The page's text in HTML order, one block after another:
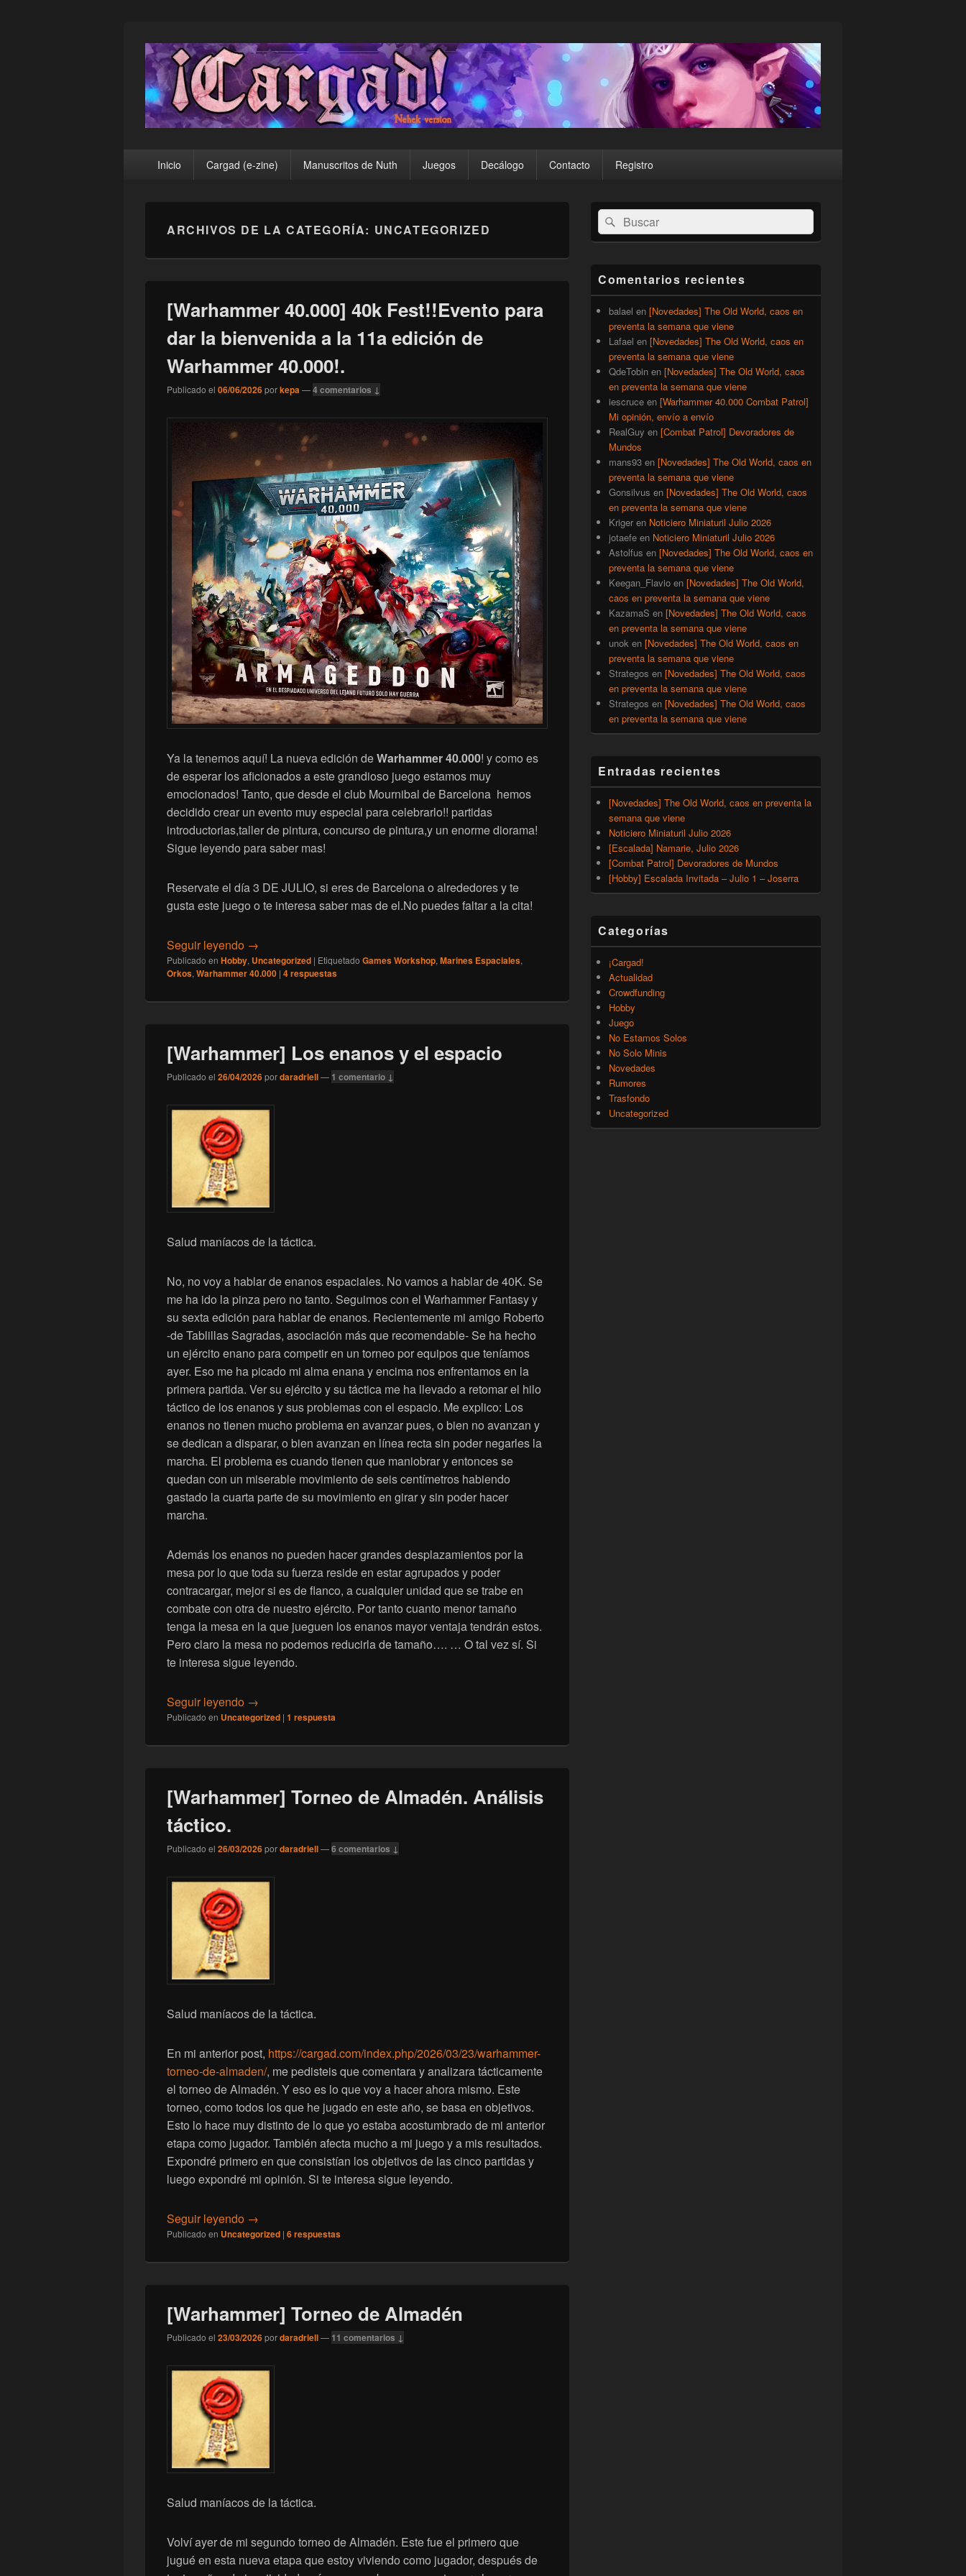
¡Cargad!
principalInicio Cargad (e-zine) Manuscritos de Nuth Juegos Decálogo Contacto Registro
ARCHIVOS DE LA CATEGORÍA: UNCATEGORIZED
[Warhammer 40.000] 40k Fest!!Evento para
dar la bienvenida a la 11a edición de
Warhammer 40.000!.
Publicado el 06/06/2026porkepa—4 comentarios ↓
Ya la tenemos aquí! La nueva edición deWarhammer 40.000! y como es
de esperar los aficionados a este grandioso juego estamos muy
emocionados! Tanto, que desde el club Mournibal de Barcelona hemos
decidido crear un evento muy especial para celebrarlo!! partidas
introductorias,taller de pintura, concurso de pintura,y un enorme diorama!
Sigue leyendo para saber mas!
Reservate el día 3 DE JULIO, si eres de Barcelona o alrededores y te
gusta este juego o te interesa saber mas de el.No puedes faltar a la cita!
Seguir leyendo [Warhammer 40.000] 40k Fest!!Evento para dar la bienvenida a la 11a edición de Warhammer 40.000!.
→
Publicado en Hobby, Uncategorized | Etiquetado Games Workshop, Marines Espaciales,
Orkos, Warhammer 40.000 | 4respuestas
[Warhammer] Los enanos y el espacio
Publicado el 26/04/2026pordaradriell— 1 comentario ↓
Salud maníacos de la táctica.
No, no voy a hablar de enanos espaciales. No vamos a hablar de 40K. Se
me ha ido la pinza pero no tanto. Seguimos con el Warhammer Fantasy y
su sexta edición para hablar de enanos. Recientemente mi amigo Roberto
-de Tablillas Sagradas, asociación más que recomendable- Se ha hecho
un ejército enano para competir en un torneo por equipos que teníamos
ayer. Eso me ha picado mi alma enana y encima nos enfrentamos en la
primera partida. Ver su ejército y su táctica me ha llevado a retomar el hilo
táctico de los enanos y sus problemas con el espacio. Me explico: Los
enanos no tienen mucho problema en avanzar pues, o bien no avanzan y
se dedican a disparar, o bien avanzan en línea recta sin poder negarles la
marcha. El problema es cuando tienen que maniobrar y entonces se
quedan con un miserable movimiento de seis centímetros habiendo
gastado la cuarta parte de su movimiento en girar y sin poder hacer
marcha.
Además los enanos no pueden hacer grandes desplazamientos por la
mesa por lo que toda su fuerza reside en estar agrupados y poder
contracargar, mejor si es de flanco, a cualquier unidad que se trabe en
combate con otra de nuestro ejército. Por tanto cuanto menor tamaño
tenga la mesa en la que jueguen los enanos mayor ventaja tendrán estos.
Pero claro la mesa no podemos reducirla de tamaño…. … O tal vez sí. Si
te interesa sigue leyendo.
Seguir leyendo [Warhammer] Los enanos y el espacio
→
Publicado en Uncategorized | 1 respuesta
[Warhammer] Torneo de Almadén. Análisis
táctico.
Publicado el 26/03/2026pordaradriell—6 comentarios ↓
Salud maníacos de la táctica.
En mi anterior post, https://cargad.com/index.php/2026/03/23/warhammer-
torneo-de-almaden/, me pedisteis que comentara y analizara tácticamente
el torneo de Almadén. Y eso es lo que voy a hacer ahora mismo. Este
torneo, como todos los que he jugado en este año, se basa en objetivos.
Esto lo hace muy distinto de lo que yo estaba acostumbrado de mi anterior
etapa como jugador. También afecta mucho a mi juego y a mis resultados.
Expondré primero en que consistían los objetivos de las cinco partidas y
luego expondré mi opinión. Si te interesa sigue leyendo.
Seguir leyendo [Warhammer] Torneo de Almadén. Análisis táctico.
→
Publicado en Uncategorized | 6respuestas
[Warhammer] Torneo de Almadén
Publicado el 23/03/2026pordaradriell— 11 comentarios ↓
Salud maníacos de la táctica.
Volví ayer de mi segundo torneo de Almadén. Este fue el primero que
jugué en esta nueva etapa que estoy viviendo como jugador, después de
El
área
de
lateral
primaria
Buscar
por:
Buscar
Comentarios recientes
balael en [Novedades] The Old World, caos en
preventa la semana que viene
Lafael en [Novedades] The Old World, caos en
preventa la semana que viene
QdeTobin en [Novedades] The Old World, caos
en preventa la semana que viene
iescruce en [Warhammer 40.000 Combat Patrol]
Mi opinión, envío a envío
RealGuy en [Combat Patrol] Devoradores de
Mundos
mans93 en [Novedades] The Old World, caos en
preventa la semana que viene
Gonsilvus en [Novedades] The Old World, caos
en preventa la semana que viene
Kriger en Noticiero Miniaturil Julio 2026
jotaefe en Noticiero Miniaturil Julio 2026
Astolfus en [Novedades] The Old World, caos en
preventa la semana que viene
Keegan_Flavio en [Novedades] The Old World,
caos en preventa la semana que viene
KazamaS en [Novedades] The Old World, caos
en preventa la semana que viene
unok en [Novedades] The Old World, caos en
preventa la semana que viene
Strategos en [Novedades] The Old World, caos
en preventa la semana que viene
Strategos en [Novedades] The Old World, caos
en preventa la semana que viene
Entradas recientes
[Novedades] The Old World, caos en preventa la
semana que viene
Noticiero Miniaturil Julio 2026
[Escalada] Namarie, Julio 2026
[Combat Patrol] Devoradores de Mundos
[Hobby] Escalada Invitada – Julio 1 – Joserra
Categorías
¡Cargad!
Actualidad
Crowdfunding
Hobby
Juego
No Estamos Solos
No Solo Minis
Novedades
Rumores
Trasfondo
Uncategorized